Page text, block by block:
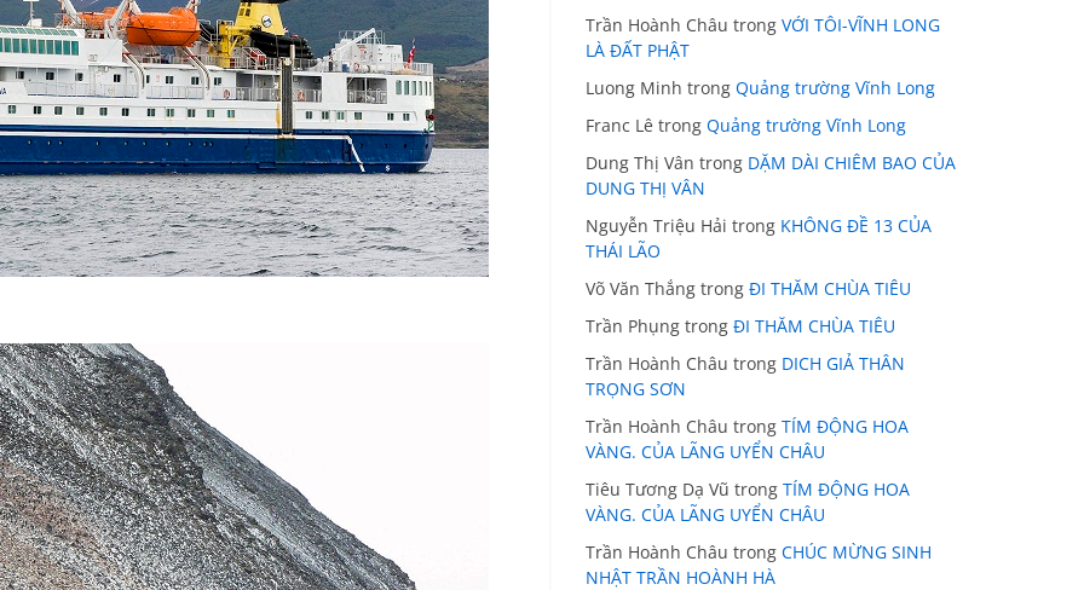
Trần Hoành Châu trong VỚI TÔI-VĨNH LONG
LÀ ĐẤT PHẬT
Luong Minh trong Quảng trường Vĩnh Long
Franc Lê trong Quảng trường Vĩnh Long
Dung Thị Vân trong DẶM DÀI CHIÊM BAO CỦA
DUNG THỊ VÂN
Nguyễn Triệu Hải trong KHÔNG ĐỀ 13 CỦA
THÁI LÃO
Võ Văn Thắng trong ĐI THĂM CHÙA TIÊU
Trần Phụng trong ĐI THĂM CHÙA TIÊU
Trần Hoành Châu trong DICH GIẢ THÂN
TRỌNG SƠN
Trần Hoành Châu trong TÍM ĐỘNG HOA
VÀNG. CỦA LÃNG UYỂN CHÂU
Tiêu Tương Dạ Vũ trong TÍM ĐỘNG HOA
VÀNG. CỦA LÃNG UYỂN CHÂU
Trần Hoành Châu trong CHÚC MỪNG SINH
NHẬT TRẦN HOÀNH HÀ